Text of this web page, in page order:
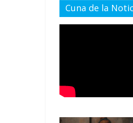
Cuna de la